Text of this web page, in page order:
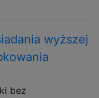
wyższej
bez